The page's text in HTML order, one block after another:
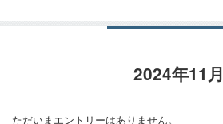
2024年11月
ただいまエントリーはありません。